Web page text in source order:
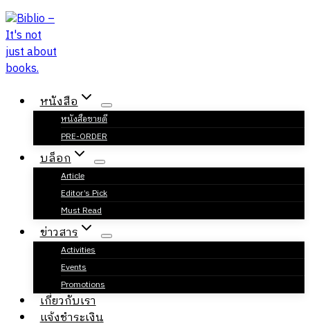
Skip
to
content
หนังสือ
หนังสือขายดี
PRE-ORDER
บล็อก
Article
Editor’s Pick
Must Read
ข่าวสาร
Activities
Events
Promotions
เกี่ยวกับเรา
แจ้งชำระเงิน